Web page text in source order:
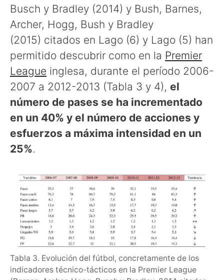
Busch y Bradley (2014) y Bush, Barnes,
Archer, Hogg, Bush y Bradley
(2015) citados en Lago (6) y Lago (5) han
permitido descubrir como en la Premier
League inglesa, durante el período 2006-
2007 a 2012-2013 (Tabla 3 y 4), el
número de pases se ha incrementado
en un 40% y el número de acciones y
esfuerzos a máxima intensidad en un
25%.
Tabla 3. Evolución del fútbol, concretamente de los
indicadores técnico-tácticos en la Premier League